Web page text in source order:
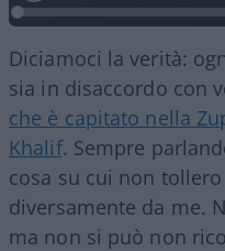
Diciamoci la verità:
sia in disaccordo con
che è capitato nella
Khalif. Sempre
cosa su cui non
diversamente da me.
ma non si può non